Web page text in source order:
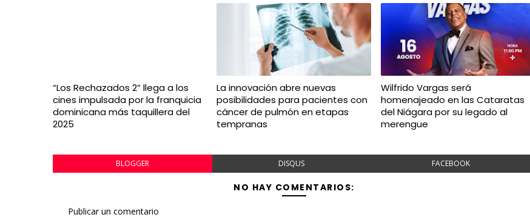
“Los Rechazados 2” llega a los
cines impulsada por la franquicia
dominicana más taquillera del
2025
La innovación abre nuevas
posibilidades para pacientes con
cáncer de pulmón en etapas
tempranas
Wilfrido Vargas será
homenajeado en las Cataratas
del Niágara por su legado al
merengue
BLOGGER DISQUS FACEBOOK
NO HAY COMENTARIOS:
Publicar un comentario